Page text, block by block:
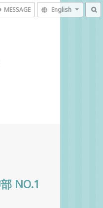
MESSAGE English
NO.1